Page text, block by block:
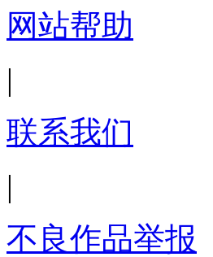
网站帮助
|
联系我们
|
不良作品举报